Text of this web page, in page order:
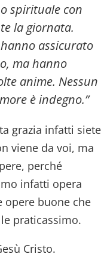
spirituale con
la giornata.
assicurato
ma hanno
anime. Nessun
è indegno.”
grazia infatti siete
viene da voi, ma
perché
infatti opera
opere buone che
praticassimo.
Cristo.